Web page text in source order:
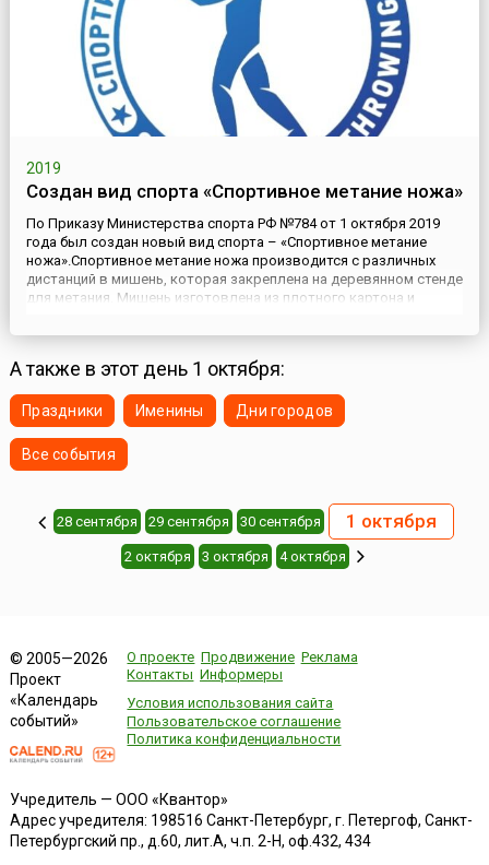
2019
Создан вид спорта «Спортивное метание ножа»
По Приказу Министерства спорта РФ №784 от 1 октября 2019
года был создан новый вид спорта – «Спортивное метание
ножа».Спортивное метание ножа производится с различных
дистанций в мишень, которая закреплена на деревянном стенде
для метания. Мишень изготовлена из плотного картона и
концентрическими зонами черного и белого цвета. Каждая зона
А также в этот день 1 октября:
Праздники Именины Дни городов
Все события
28 сентября 29 сентября 30 сентября 1 октября
2 октября 3 октября 4 октября
© 2005—2026
Проект
«Календарь
событий»
О проекте Продвижение Реклама
Контакты Информеры
Условия использования сайта
Пользовательское соглашение
Политика конфиденциальности
Учредитель — ООО «Квантор»
Адрес учредителя: 198516 Санкт-Петербург, г. Петергоф, Санкт-
Петербургский пр., д.60, лит.А, ч.п. 2-Н, оф.432, 434